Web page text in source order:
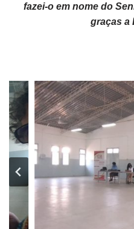
fazei-o em nome do
graças a